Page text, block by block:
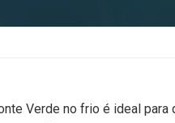
Verde no frio é ideal